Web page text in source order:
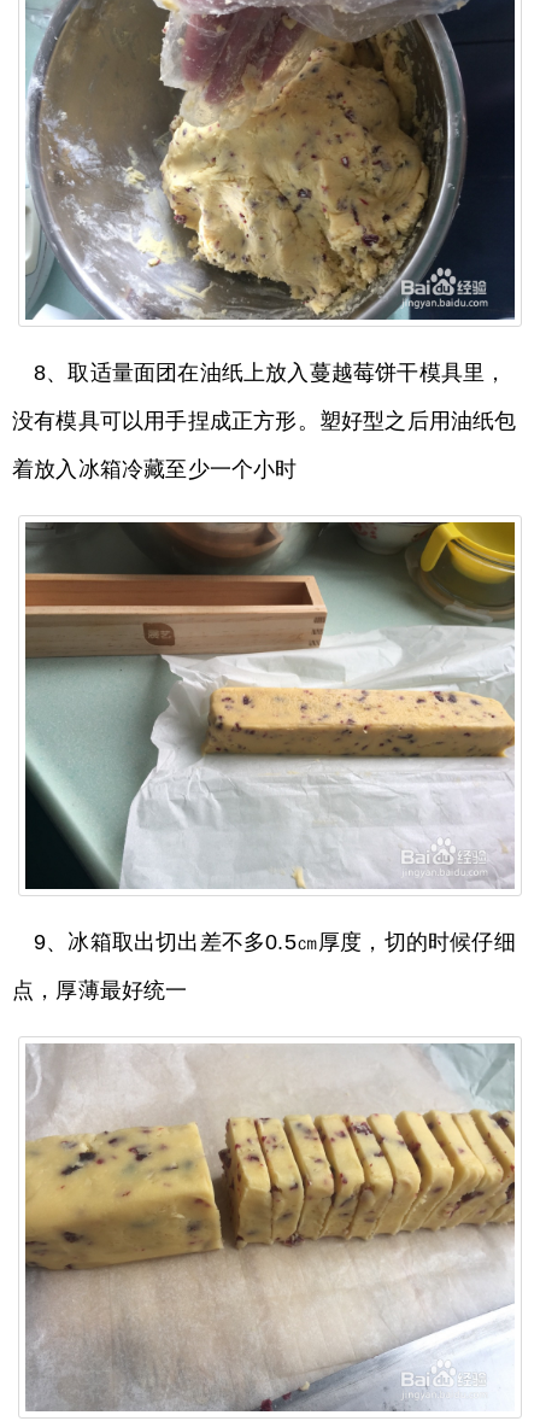
8、取适量面团在油纸上放入蔓越莓饼干模具里，
没有模具可以用手捏成正方形。塑好型之后用油纸包
着放入冰箱冷藏至少一个小时
9、冰箱取出切出差不多0.5㎝厚度，切的时候仔细
点，厚薄最好统一